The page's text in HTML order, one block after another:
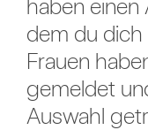
haben
dem du
Frauen
gemeldet
Auswahl